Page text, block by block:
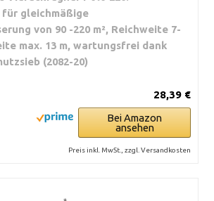
für gleichmäßige
von 90 -220 m², Reichweite 7-
max. 13 m, wartungsfrei dank
(2082-20)
28,39 €
Bei Amazon
ansehen
Preis inkl. MwSt., zzgl. Versandkosten